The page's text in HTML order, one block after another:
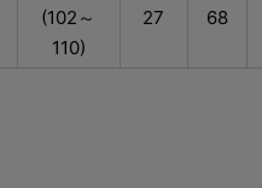
(102～
110)
27 68